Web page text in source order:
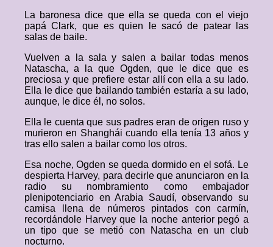
La baronesa dice que ella se queda con el viejo
papá Clark, que es quien le sacó de patear las
salas de baile.
Vuelven a la sala y salen a bailar todas menos
Natascha, a la que Ogden, que le dice que es
preciosa y que prefiere estar allí con ella a su lado.
Ella le dice que bailando también estaría a su lado,
aunque, le dice él, no solos.
Ella le cuenta que sus padres eran de origen ruso y
murieron en Shanghái cuando ella tenía 13 años y
tras ello salen a bailar como los otros.
Esa noche, Ogden se queda dormido en el sofá. Le
despierta Harvey, para decirle que anunciaron en la
radio su nombramiento como embajador
plenipotenciario en Arabia Saudí, observando su
camisa llena de números pintados con carmín,
recordándole Harvey que la noche anterior pegó a
un tipo que se metió con Natascha en un club
nocturno.